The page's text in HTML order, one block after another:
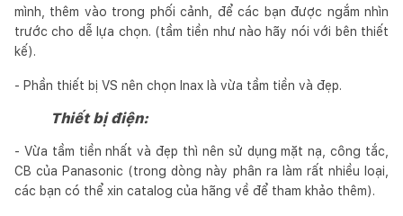
mình, thêm vào trong phối cảnh, để các bạn được ngắm nhìn
trước cho dễ lựa chọn. (tầm tiền như nào hãy nói với bên thiết
kế).
- Phần thiết bị VS nên chọn Inax là vừa tầm tiền và đẹp.
Thiết bị điện:
- Vừa tầm tiền nhất và đẹp thì nên sử dụng mặt nạ, công tắc,
CB của Panasonic (trong dòng này phân ra làm rất nhiều loại,
các bạn có thể xin catalog của hãng về để tham khảo thêm).